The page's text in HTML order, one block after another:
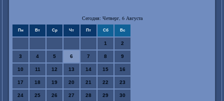
Сегодня: Четверг, 6 Августа
Пн Вт Ср Чт Пт Сб Вс
1 2
3 4 5 6 7 8 9
10 11 12 13 14 15 16
17 18 19 20 21 22 23
24 25 26 27 28 29 30